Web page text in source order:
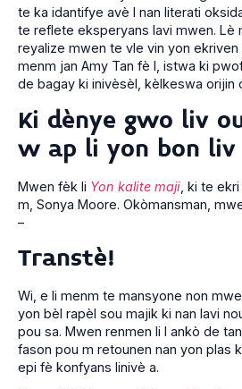
te ka idantifye avè l nan literati
te reflete eksperyans lavi mwen. Lè
reyalize mwen te vle vin yon
menm jan Amy Tan fè l, istwa ki
de bagay ki inivèsèl, kèlkeswa orijin
Ki dènye gwo liv
w ap li yon bon liv
Mwen fèk li Yon kalite maji , ki te
m, Sonya Moore. Okòmansman,
–
Transtè!
Wi, e li menm te mansyone non
yon bèl rapèl sou majik ki nan lavi
pou sa. Mwen renmen li l ankò de
fason pou m retounen nan yon plas
epi fè konfyans linivè a.